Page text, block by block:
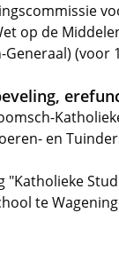
op de
(voor
en
"Katholieke
te